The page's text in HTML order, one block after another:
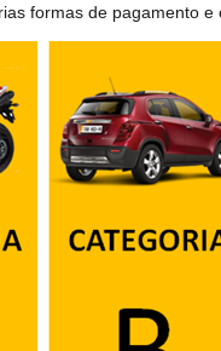
formas de pagamento